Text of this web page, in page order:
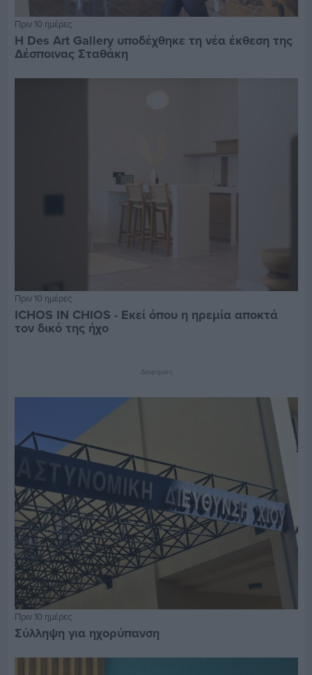
Πριν 10 ημέρες
Η Des Art Gallery υποδέχθηκε τη νέα έκθεση της
Δέσποινας Σταθάκη
Πριν 10 ημέρες
ICHOS IN CHIOS - Εκεί όπου η ηρεμία αποκτά
τον δικό της ήχο
Διαφήμιση
Πριν 10 ημέρες
Σύλληψη για ηχορύπανση